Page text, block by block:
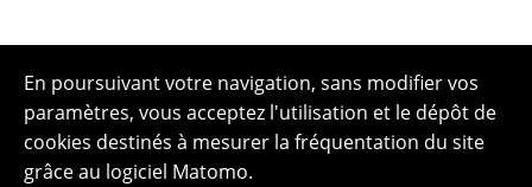
En poursuivant votre navigation, sans modifier vos
paramètres, vous acceptez l'utilisation et le dépôt de
cookies destinés à mesurer la fréquentation du site
grâce au logiciel Matomo.